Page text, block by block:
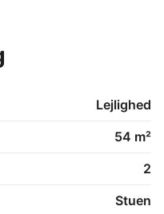
📦
i midtbyen. 🌆🕊️
📏
Lejlighed
54 m²
2
Stuen